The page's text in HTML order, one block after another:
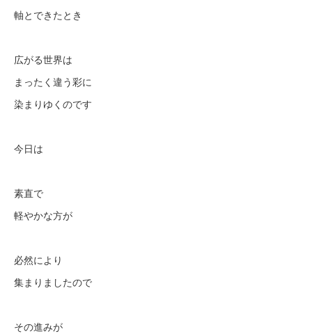
軸とできたとき
広がる世界は
まったく違う彩に
染まりゆくのです
今日は
素直で
軽やかな方が
必然により
集まりましたので
その進みが